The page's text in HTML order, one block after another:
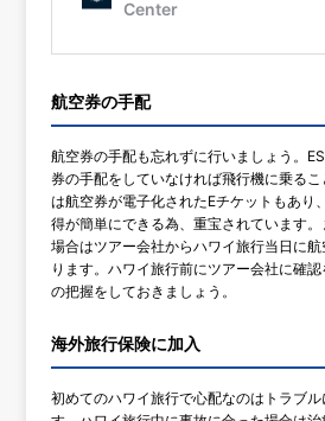
航空券の手配
航空券の手配も忘れずに行いましょう。
券の手配をしていなければ飛行機に乗る
は航空券が電子化されたEチケットもあり
得が簡単にできる為、重宝されています
場合はツアー会社からハワイ旅行当日に
ります。ハワイ旅行前にツアー会社に確
の把握をしておきましょう。
海外旅行保険に加入
初めてのハワイ旅行で心配なのはトラブ